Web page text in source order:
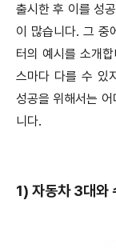
출시한 후 이를 성
이 많습니다. 그 중
터의 예시를 소개
스마다 다를 수 있
성공을 위해서는
니다.
1) 자동차 3대와